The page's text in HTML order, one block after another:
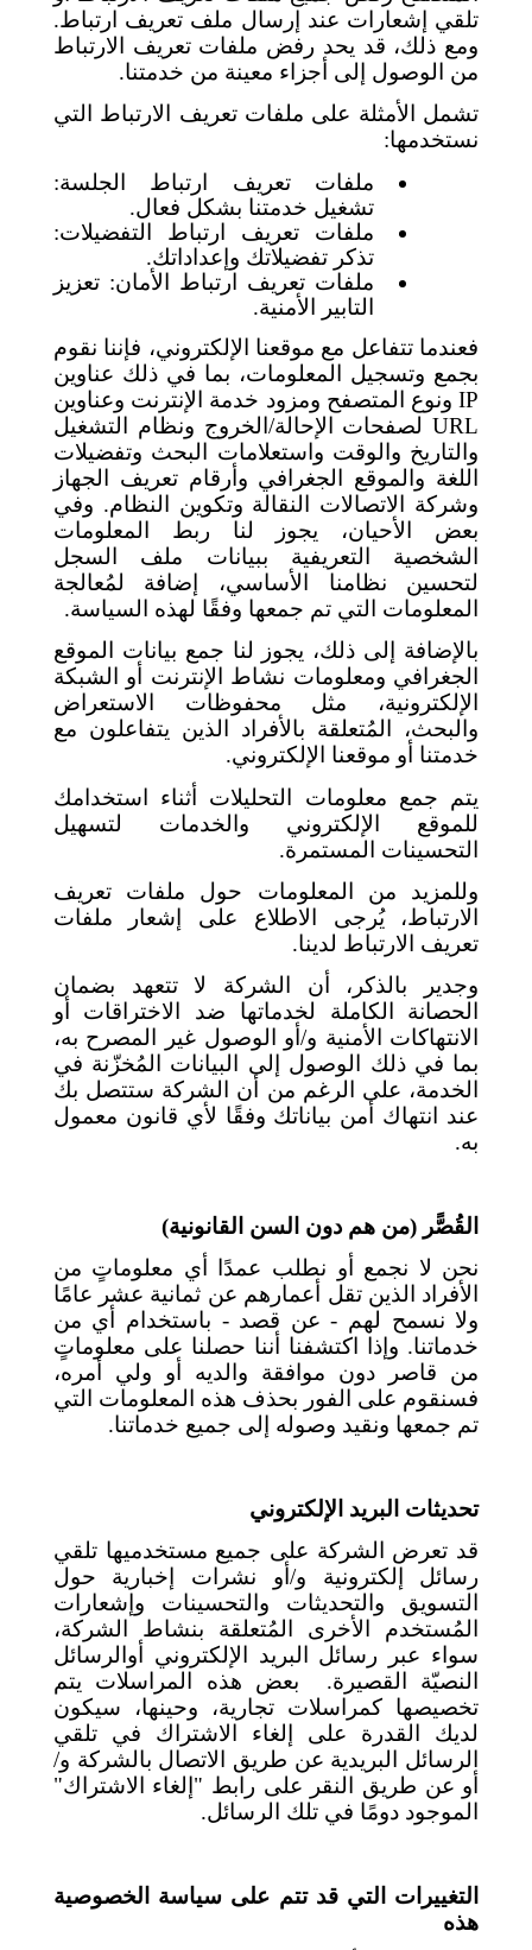
تلقي إشعارات عند إرسال ملف تعريف ارتباط.
ومع ذلك، قد يحد رفض ملفات تعريف الارتباط
من الوصول إلى أجزاء معينة من خدمتنا.
تشمل الأمثلة على ملفات تعريف الارتباط التي
نستخدمها:
ملفات تعريف ارتباط الجلسة:
تشغيل خدمتنا بشكل فعال.
ملفات تعريف ارتباط التفضيلات:
تذكر تفضيلاتك وإعداداتك.
ملفات تعريف ارتباط الأمان: تعزيز
التابير الأمنية.
فعندما تتفاعل مع موقعنا الإلكتروني، فإننا نقوم
بجمع وتسجيل المعلومات، بما في ذلك عناوين
IP ونوع المتصفح ومزود خدمة الإنترنت وعناوين
URL لصفحات الإحالة/الخروج ونظام التشغيل
والتاريخ والوقت واستعلامات البحث وتفضيلات
اللغة والموقع الجغرافي وأرقام تعريف الجهاز
وشركة الاتصالات النقالة وتكوين النظام. وفي
بعض الأحيان، يجوز لنا ربط المعلومات
الشخصية التعريفية ببيانات ملف السجل
لتحسين نظامنا الأساسي، إضافة لمُعالجة
المعلومات التي تم جمعها وفقًا لهذه السياسة.
بالإضافة إلى ذلك، يجوز لنا جمع بيانات الموقع
الجغرافي ومعلومات نشاط الإنترنت أو الشبكة
الإلكترونية، مثل محفوظات الاستعراض
والبحث، المُتعلقة بالأفراد الذين يتفاعلون مع
خدمتنا أو موقعنا الإلكتروني.
يتم جمع معلومات التحليلات أثناء استخدامك
للموقع الإلكتروني والخدمات لتسهيل
التحسينات المستمرة.
وللمزيد من المعلومات حول ملفات تعريف
الارتباط، يُرجى الاطلاع على إشعار ملفات
تعريف الارتباط لدينا.
وجدير بالذكر، أن الشركة لا تتعهد بضمان
الحصانة الكاملة لخدماتها ضد الاختراقات أو
الانتهاكات الأمنية و/أو الوصول غير المصرح به،
بما في ذلك الوصول إلى البيانات المُخزّنة في
الخدمة، على الرغم من أن الشركة ستتصل بك
عند انتهاك أمن بياناتك وفقًا لأي قانون معمول
به.
القُصًّر (من هم دون السن القانونية)
نحن لا نجمع أو نطلب عمدًا أي معلوماتٍ من
الأفراد الذين تقل أعمارهم عن ثمانية عشر عامًا
ولا نسمح لهم - عن قصد - باستخدام أي من
خدماتنا. وإذا اكتشفنا أننا حصلنا على معلوماتٍ
من قاصر دون موافقة والديه أو ولي أمره،
فسنقوم على الفور بحذف هذه المعلومات التي
تم جمعها ونقيد وصوله إلى جميع خدماتنا.
تحديثات البريد الإلكتروني
قد تعرض الشركة على جميع مستخدميها تلقي
رسائل إلكترونية و/أو نشرات إخبارية حول
التسويق والتحديثات والتحسينات وإشعارات
المُستخدم الأخرى المُتعلقة بنشاط الشركة،
سواء عبر رسائل البريد الإلكتروني أوالرسائل
النصيّة القصيرة.
بعض هذه المراسلات يتم
تخصيصها كمراسلات تجارية، وحينها، سيكون
لديك القدرة على إلغاء الاشتراك في تلقي
الرسائل البريدية عن طريق الاتصال بالشركة و/
أو عن طريق النقر على رابط "إلغاء الاشتراك"
الموجود دومًا في تلك الرسائل.
التغييرات التي قد تتم على سياسة الخصوصية
هذه